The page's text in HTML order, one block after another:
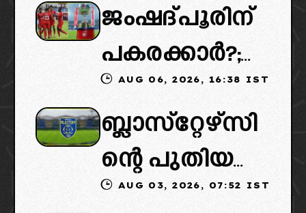
ൽ ട്വിസ്റ്റ്:
പുതിയ
ഉടമകളെത്താ
ൻ വൈകും,
കോടതിയുടെ
നീക്കവും
ജംഷദ്പൂരിന്
പകരക്കാർ?;
ഐഎസ്എല്ലി
ൽ പുതിയ
ടീമിനെ
ഉൾപ്പെടുത്താ
AUG 06, 2026, 16:38 IST
ബ്ലാസ്‌റ്റേഴ്‌സി
ന്റെ പുതിയ
ഉടമകളിൽAUG 03, 2026, 07:52 IST